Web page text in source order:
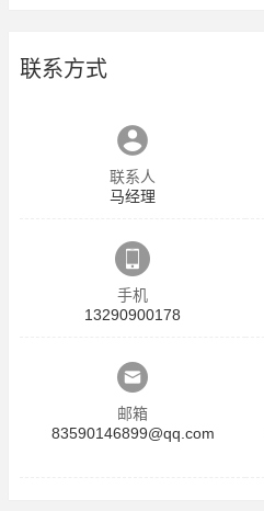
联系方式
联系人
马经理
手机
13290900178
邮箱
83590146899@qq.com